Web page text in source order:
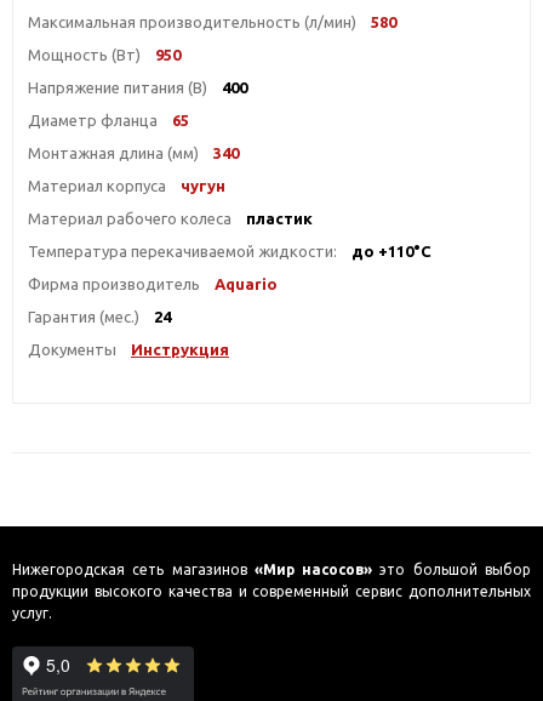
Максимальная производительность (л/мин)
580
Мощность (Вт)
950
Напряжение питания (В)
400
Диаметр фланца
65
Монтажная длина (мм)
340
Материал корпуса
чугун
Материал рабочего колеса
пластик
Температура перекачиваемой жидкости:
до +110°С
Фирма производитель
Aquario
Гарантия (мес.)
24
Документы
Инструкция
Нижегородская сеть магазинов «Мир насосов» это большой выбор
продукции высокого качества и современный сервис дополнительных
услуг.